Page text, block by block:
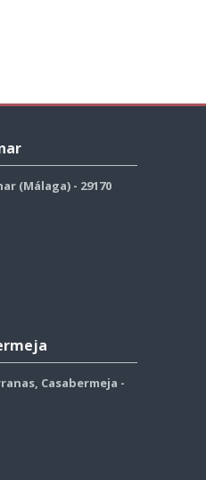
(Málaga) - 29170
Casabermeja -